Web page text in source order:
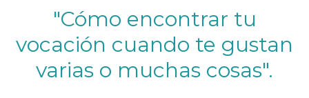
"Cómo encontrar tu
vocación cuando te gustan
varias o muchas cosas".